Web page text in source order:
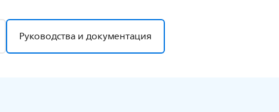
Руководства и документация